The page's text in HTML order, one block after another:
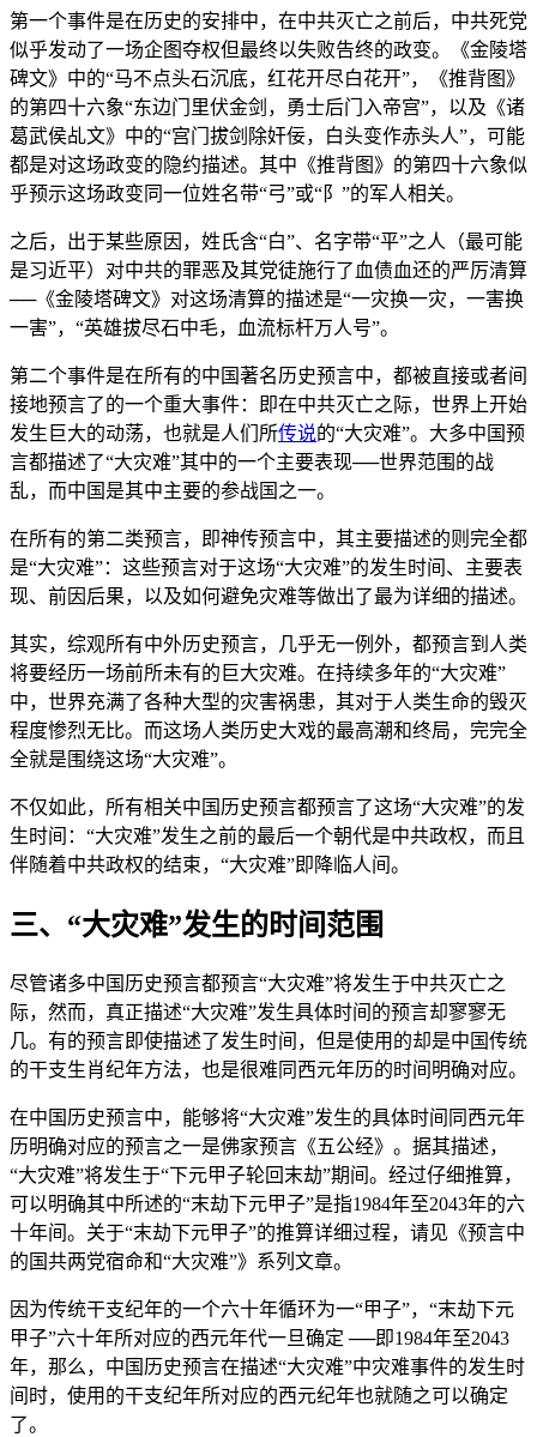
第一个事件是在历史的安排中，在中共灭亡之前后，中共死党
似乎发动了一场企图夺权但最终以失败告终的政变。《金陵塔
碑文》中的“马不点头石沉底，红花开尽白花开”，《推背图》
的第四十六象“东边门里伏金剑，勇士后门入帝宫”，以及《诸
葛武侯乩文》中的“宫门拔剑除奸佞，白头变作赤头人”，可能
都是对这场政变的隐约描述。其中《推背图》的第四十六象似
乎预示这场政变同一位姓名带“弓”或“阝”的军人相关。
之后，出于某些原因，姓氏含“白”、名字带“平”之人（最可能
是习近平）对中共的罪恶及其党徒施行了血债血还的严厉清算
──《金陵塔碑文》对这场清算的描述是“一灾换一灾，一害换
一害”，“英雄拔尽石中毛，血流标杆万人号”。
第二个事件是在所有的中国著名历史预言中，都被直接或者间
接地预言了的一个重大事件：即在中共灭亡之际，世界上开始
发生巨大的动荡，也就是人们所传说的“大灾难”。大多中国预
言都描述了“大灾难”其中的一个主要表现──世界范围的战
乱，而中国是其中主要的参战国之一。
在所有的第二类预言，即神传预言中，其主要描述的则完全都
是“大灾难”：这些预言对于这场“大灾难”的发生时间、主要表
现、前因后果，以及如何避免灾难等做出了最为详细的描述。
其实，综观所有中外历史预言，几乎无一例外，都预言到人类
将要经历一场前所未有的巨大灾难。在持续多年的“大灾难”
中，世界充满了各种大型的灾害祸患，其对于人类生命的毁灭
程度惨烈无比。而这场人类历史大戏的最高潮和终局，完完全
全就是围绕这场“大灾难”。
不仅如此，所有相关中国历史预言都预言了这场“大灾难”的发
生时间：“大灾难”发生之前的最后一个朝代是中共政权，而且
伴随着中共政权的结束，“大灾难”即降临人间。
三、“大灾难”发生的时间范围
尽管诸多中国历史预言都预言“大灾难”将发生于中共灭亡之
际，然而，真正描述“大灾难”发生具体时间的预言却寥寥无
几。有的预言即使描述了发生时间，但是使用的却是中国传统
的干支生肖纪年方法，也是很难同西元年历的时间明确对应。
在中国历史预言中，能够将“大灾难”发生的具体时间同西元年
历明确对应的预言之一是佛家预言《五公经》。据其描述，
“大灾难”将发生于“下元甲子轮回末劫”期间。经过仔细推算，
可以明确其中所述的“末劫下元甲子”是指1984年至2043年的六
十年间。关于“末劫下元甲子”的推算详细过程，请见《预言中
的国共两党宿命和“大灾难”》系列文章。
因为传统干支纪年的一个六十年循环为一“甲子”，“末劫下元
甲子”六十年所对应的西元年代一旦确定 ──即1984年至2043
年，那么，中国历史预言在描述“大灾难”中灾难事件的发生时
间时，使用的干支纪年所对应的西元纪年也就随之可以确定
了。